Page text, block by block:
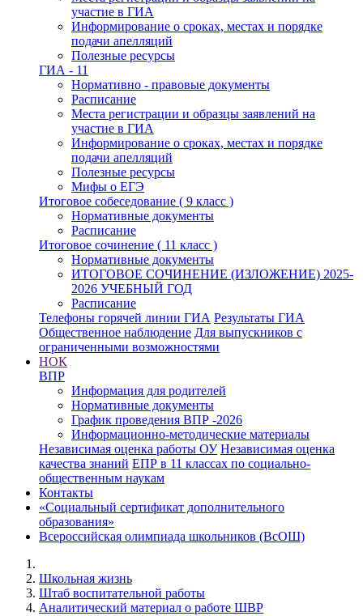
участие в ГИА
Информирование о сроках, местах и порядке
подачи апелляций
Полезные ресурсы
ГИА - 11
Нормативно - правовые документы
Расписание
Места регистрации и образцы заявлений на
участие в ГИА
Информирование о сроках, местах и порядке
подачи апелляций
Полезные ресурсы
Мифы о ЕГЭ
Итоговое собеседование ( 9 класс )
Нормативные документы
Расписание
Итоговое сочинение ( 11 класс )
Нормативные документы
ИТОГОВОЕ СОЧИНЕНИЕ (ИЗЛОЖЕНИЕ) 2025-
2026 УЧЕБНЫЙ ГОД
Расписание
Телефоны горячей линии ГИА Результаты ГИА
Общественное наблюдение Для выпускников с
ограниченными возможностями
НОК
ВПР
Информация для родителей
Нормативные документы
График проведения ВПР -2026
Информационно-методические материалы
Независимая оценка работы ОУ Независимая оценка
качества знаний ЕПР в 11 классах по социально-
общественным наукам
Контакты
«Социальный сертификат дополнительного
образования»
Всероссийская олимпиада школьников (ВсОШ)
Школьная жизнь
Штаб воспитательной работы
Аналитический материал о работе ШВР